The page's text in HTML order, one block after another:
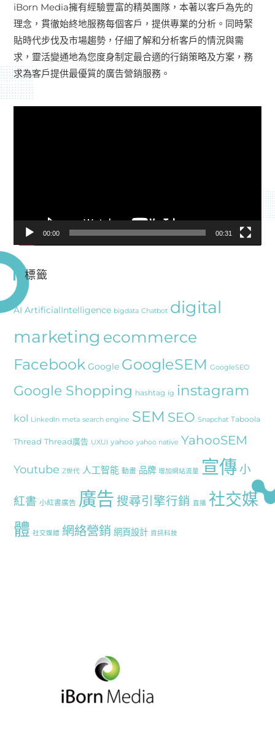
iBorn Media擁有經驗豐富的精英團隊，本著以客戶為先的
理念，貫徹始終地服務每個客戶，提供專業的分析。同時緊
貼時代步伐及市場趨勢，仔細了解和分析客戶的情況與需
求，靈活變通地為您度身制定最合適的行銷策略及方案，務
求為客戶提供最優質的廣告營銷服務。
00:00 00:31
標籤
AI ArtificialIntelligence bigdata Chatbot digital
marketing ecommerce
Facebook Google GoogleSEM GoogleSEO
Google Shopping hashtag ig instagram
kol LinkedIn meta search engine SEM SEO Snapchat Taboola
Thread Thread廣告 UXUI yahoo yahoo native YahooSEM
Youtube Z世代 人工智能 動畫 品牌 增加網站流量 宣傳 小
紅書 小紅書廣告 廣告 搜尋引擎行銷 直播 社交媒
體 社交媒體 網絡營銷 網頁設計 資訊科技